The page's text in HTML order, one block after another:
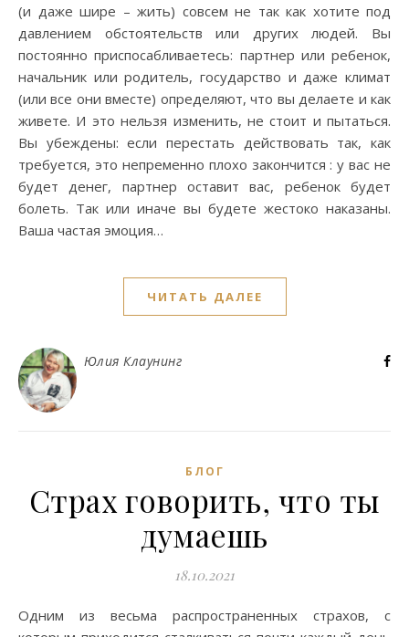
(и даже шире – жить) совсем не так как хотите под
давлением обстоятельств или других людей. Вы
постоянно приспосабливаетесь: партнер или ребенок,
начальник или родитель, государство и даже климат
(или все они вместе) определяют, что вы делаете и как
живете. И это нельзя изменить, не стоит и пытаться.
Вы убеждены: если перестать действовать так, как
требуется, это непременно плохо закончится : у вас не
будет денег, партнер оставит вас, ребенок будет
болеть. Так или иначе вы будете жестоко наказаны.
Ваша частая эмоция…
ЧИТАТЬ ДАЛЕЕ
Юлия Клаунинг
БЛОГ
Страх говорить, что ты
думаешь
18.10.2021
Одним из весьма распространенных страхов, с